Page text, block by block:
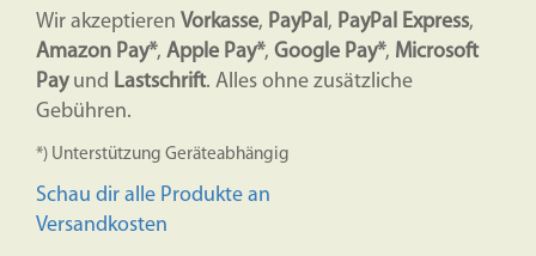
Wir akzeptieren Vorkasse, PayPal, PayPal Express,
Amazon Pay*, Apple Pay*, Google Pay*, Microsoft
Payund Lastschrift. Alles ohne zusätzliche
Gebühren.
*) Unterstützung Geräteabhängig
Schau dir alle Produkte an
Versandkosten